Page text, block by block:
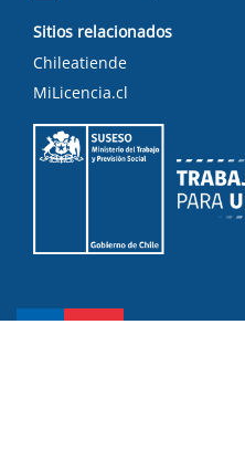
Sitios relacionados
Chileatiende
MiLicencia.cl